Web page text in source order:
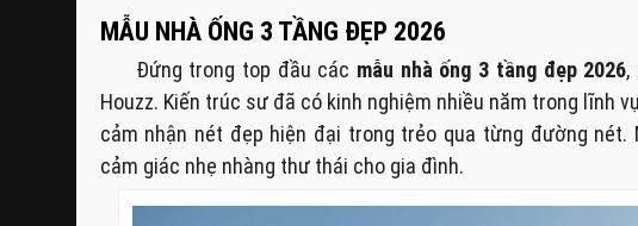
MẪU NHÀ ỐNG 3 TẦNG ĐẸP 2026
Đứng trong top đầu các mẫu nhà ống 3 tầng đẹp 2026,
Houzz. Kiến trúc sư đã có kinh nghiệm nhiều năm trong lĩnh
cảm nhận nét đẹp hiện đại trong trẻo qua từng đường
cảm giác nhẹ nhàng thư thái cho gia đình.